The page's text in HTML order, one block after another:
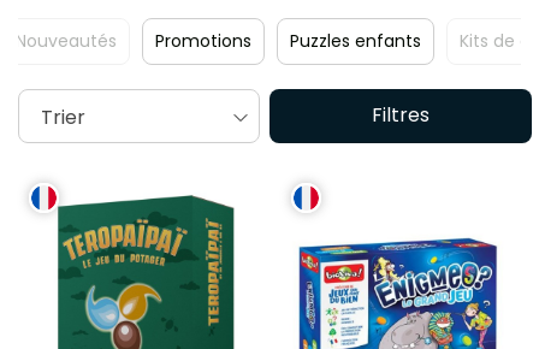
Puzzles enfants Kits de graines et potager
Filtres
Trier